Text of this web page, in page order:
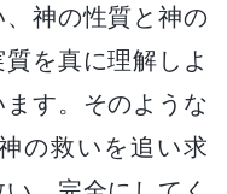
神の性質と神の
を真に理解しよ
す。そのような
の救いを追い求